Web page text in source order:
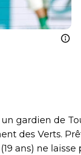
gardien de
des Verts.
ans) ne laisse